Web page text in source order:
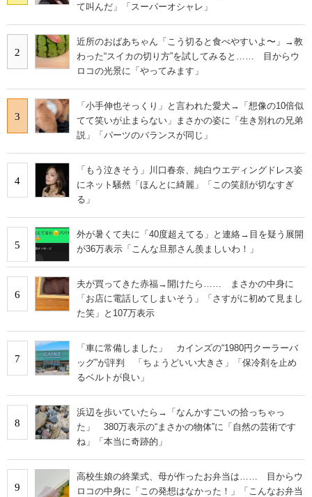
て叫んだ」「スーパーオシャレ」
2
近所のおばあちゃん「こう切ると食べやすいよ〜」→教
わった“スイカの切り方”を試してみると…… 目からウ
ロコの光景に「やってみます」
3
「小手伸也そっくり」と言われた愛犬→「想像の10倍似
てて笑いが止まらない」まさかの姿に「生き別れの兄弟
説」「パーツのバランスが同じ」
4
「もう泣きそう」川口春奈、純白ウエディングドレス姿
にネット騒然「ほんとに綺麗」「この笑顔が切なすぎ
る」
5
外が暑くて夫に「40度超えてる」と連絡→目を疑う展開
が36万表示「こんな旦那さん羨ましいわ！」
6
夫が買ってきた赤福→開けたら…… まさかの中身に
「お店に電話してしまいそう」「さすがに初めて見まし
た笑」と107万表示
7
「車に常備しました」 カインズの“1980円クーラーバ
ッグ”が評判 「ちょうどいい大きさ」「保冷剤を止め
るベルトが良い」
8
浜辺を歩いていたら→「なんかすごいの拾っちゃっ
た」 380万表示の“まさかの物体”に「自然の芸術です
ね」「本当に奇跡的」
9
高校生娘の終業式、母が作ったお弁当は…… 目からウ
ロコの中身に「この発想はなかった！」「こんなお弁当